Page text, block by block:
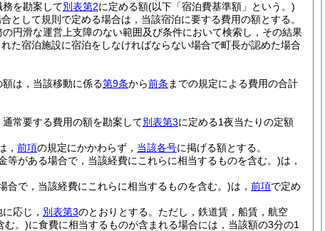
を勘案して別表第2に定める額(以下「宿泊費基準額」という。)
として規則で定める場合は，当該宿泊に要する費用の額とする。
円滑な運営上支障のない範囲及び条件において検索し，その結果
た宿泊施設に宿泊をしなければならない場合で町長が認めた場合
は，当該移動に係る第9条から前条 までの規定による費用の合計
常要する費用の額を勘案して別表第3に定める1夜当たりの定額
， 前項の規定にかかわらず， 当該各号に掲げる額とする。
等がある場合で，当該経費にこれらに相当するものを含む。)は，
合で，当該経費にこれらに相当するものを含む。)は， 前項で定め
応じ， 別表第3のとおりとする。 ただし，鉄道賃，船賃，航空
む。)に食費に相当するものが含まれる場合には，当該額の3分の1